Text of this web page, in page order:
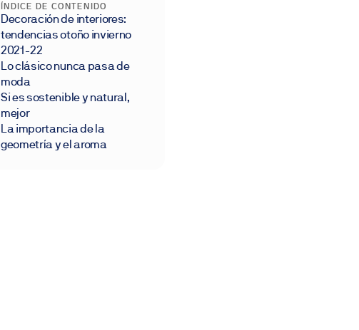
ÍNDICE DE CONTENIDO
Decoración de interiores:
tendencias otoño invierno
2021-22
Lo clásico nunca pasa de
moda
Si es sostenible y natural,
mejor
La importancia de la
geometría y el aroma